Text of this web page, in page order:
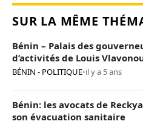
SUR LA MÊME
Bénin – Palais des
d’activités de Louis
BÉNIN - POLITIQUE•il y a 5 ans
Bénin: les avocats de
son évacuation sanitaire